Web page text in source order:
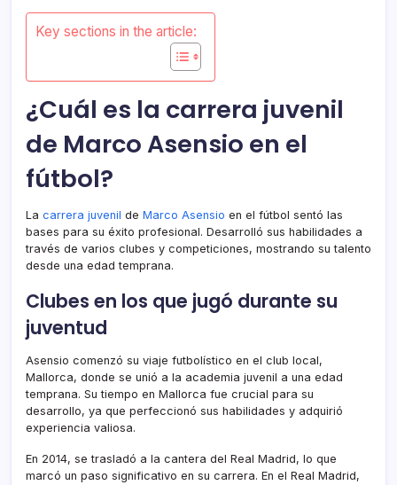
Key sections in the article:
¿Cuál es la carrera juvenil
de Marco Asensio en el
fútbol?
La carrera juvenil de Marco Asensio en el fútbol sentó las
bases para su éxito profesional. Desarrolló sus habilidades a
través de varios clubes y competiciones, mostrando su talento
desde una edad temprana.
Clubes en los que jugó durante su
juventud
Asensio comenzó su viaje futbolístico en el club local,
Mallorca, donde se unió a la academia juvenil a una edad
temprana. Su tiempo en Mallorca fue crucial para su
desarrollo, ya que perfeccionó sus habilidades y adquirió
experiencia valiosa.
En 2014, se trasladó a la cantera del Real Madrid, lo que
marcó un paso significativo en su carrera. En el Real Madrid,